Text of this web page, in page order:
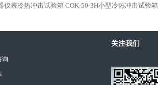
仪表冷热冲击试验箱 COK-50-3H小型冷热冲击试验箱
询
关注我们